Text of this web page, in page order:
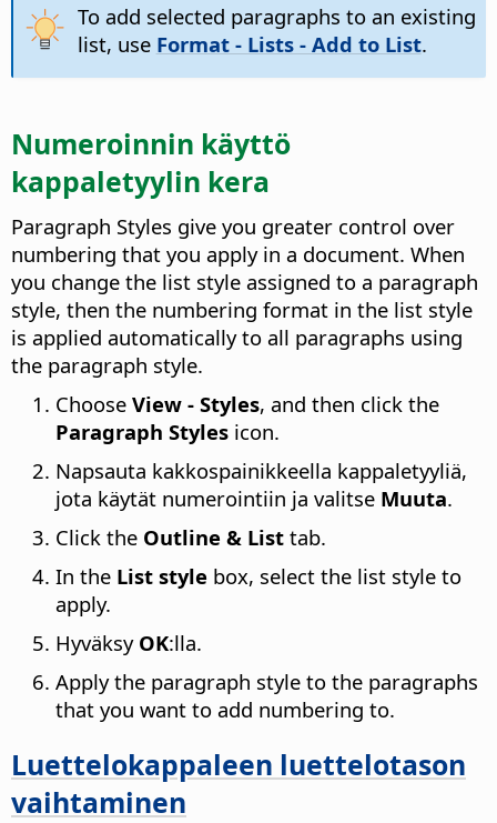
To add selected paragraphs to an existing
list, use Format - Lists - Add to List.
Numeroinnin käyttö
kappaletyylin kera
Paragraph Styles give you greater control over
numbering that you apply in a document. When
you change the list style assigned to a paragraph
style, then the numbering format in the list style
is applied automatically to all paragraphs using
the paragraph style.
Choose View - Styles, and then click the
Paragraph Styles icon.
Napsauta kakkospainikkeella kappaletyyliä,
jota käytät numerointiin ja valitse Muuta.
Click the Outline & List tab.
In the List style box, select the list style to
apply.
Hyväksy OK:lla.
Apply the paragraph style to the paragraphs
that you want to add numbering to.
Luettelokappaleen luettelotason
vaihtaminen